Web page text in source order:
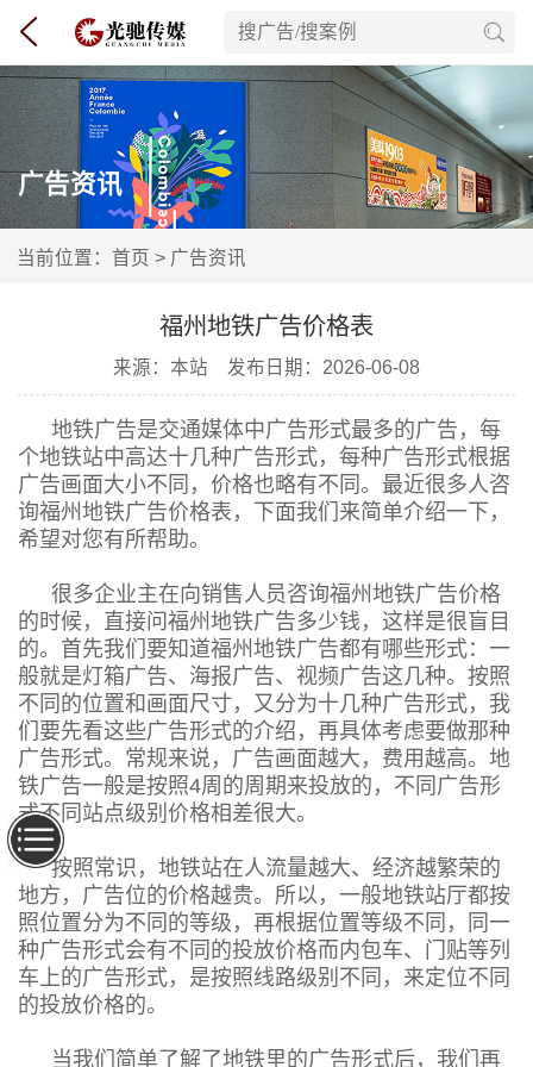
广告资讯
当前位置：首页 > 广告资讯
福州地铁广告价格表
来源：本站 发布日期：2026-06-08
地铁广告是交通媒体中广告形式最多的广告，每
个地铁站中高达十几种广告形式，每种广告形式根据
广告画面大小不同，价格也略有不同。最近很多人咨
询福州地铁广告价格表，下面我们来简单介绍一下，
希望对您有所帮助。
很多企业主在向销售人员咨询福州地铁广告价格
的时候，直接问福州地铁广告多少钱，这样是很盲目
的。首先我们要知道福州地铁广告都有哪些形式：一
般就是灯箱广告、海报广告、视频广告这几种。按照
不同的位置和画面尺寸，又分为十几种广告形式，我
们要先看这些广告形式的介绍，再具体考虑要做那种
广告形式。常规来说，广告画面越大，费用越高。地
铁广告一般是按照4周的周期来投放的，不同广告形
式不同站点级别价格相差很大。
按照常识，地铁站在人流量越大、经济越繁荣的
地方，广告位的价格越贵。所以，一般地铁站厅都按
照位置分为不同的等级，再根据位置等级不同，同一
种广告形式会有不同的投放价格而内包车、门贴等列
车上的广告形式，是按照线路级别不同，来定位不同
的投放价格的。
当我们简单了解了地铁里的广告形式后，我们再